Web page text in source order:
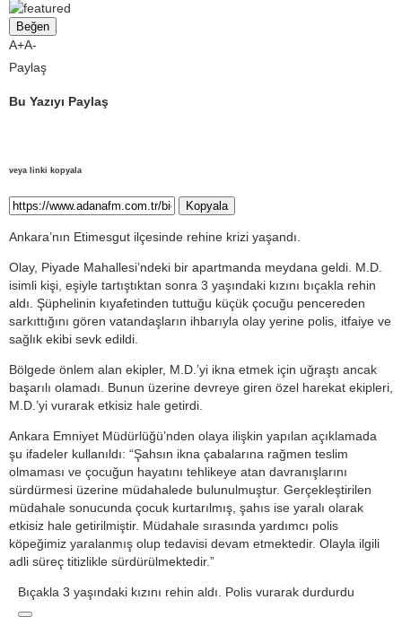
Beğen
A+A-
Paylaş
Bu Yazıyı Paylaş
veya linki kopyala
Kopyala
Ankara’nın Etimesgut ilçesinde rehine krizi yaşandı.
Olay, Piyade Mahallesi’ndeki bir apartmanda meydana geldi. M.D.
isimli kişi, eşiyle tartıştıktan sonra 3 yaşındaki kızını bıçakla rehin
aldı. Şüphelinin kıyafetinden tuttuğu küçük çocuğu pencereden
sarkıttığını gören vatandaşların ihbarıyla olay yerine polis, itfaiye ve
sağlık ekibi sevk edildi.
Bölgede önlem alan ekipler, M.D.’yi ikna etmek için uğraştı ancak
başarılı olamadı. Bunun üzerine devreye giren özel harekat ekipleri,
M.D.’yi vurarak etkisiz hale getirdi.
Ankara Emniyet Müdürlüğü’nden olaya ilişkin yapılan açıklamada
şu ifadeler kullanıldı: “Şahsın ikna çabalarına rağmen teslim
olmaması ve çocuğun hayatını tehlikeye atan davranışlarını
sürdürmesi üzerine müdahalede bulunulmuştur. Gerçekleştirilen
müdahale sonucunda çocuk kurtarılmış, şahıs ise yaralı olarak
etkisiz hale getirilmiştir. Müdahale sırasında yardımcı polis
köpeğimiz yaralanmış olup tedavisi devam etmektedir. Olayla ilgili
adli süreç titizlikle sürdürülmektedir.”
Bıçakla 3 yaşındaki kızını rehin aldı. Polis vurarak durdurdu